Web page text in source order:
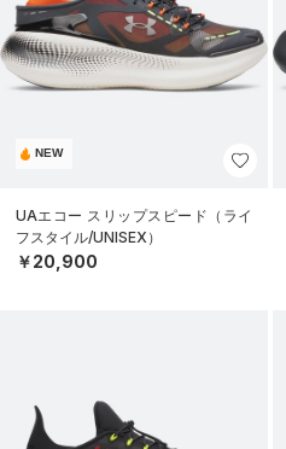
NEW
UAエコー スリップスピード（ライ
フスタイル/UNISEX）
￥20,900